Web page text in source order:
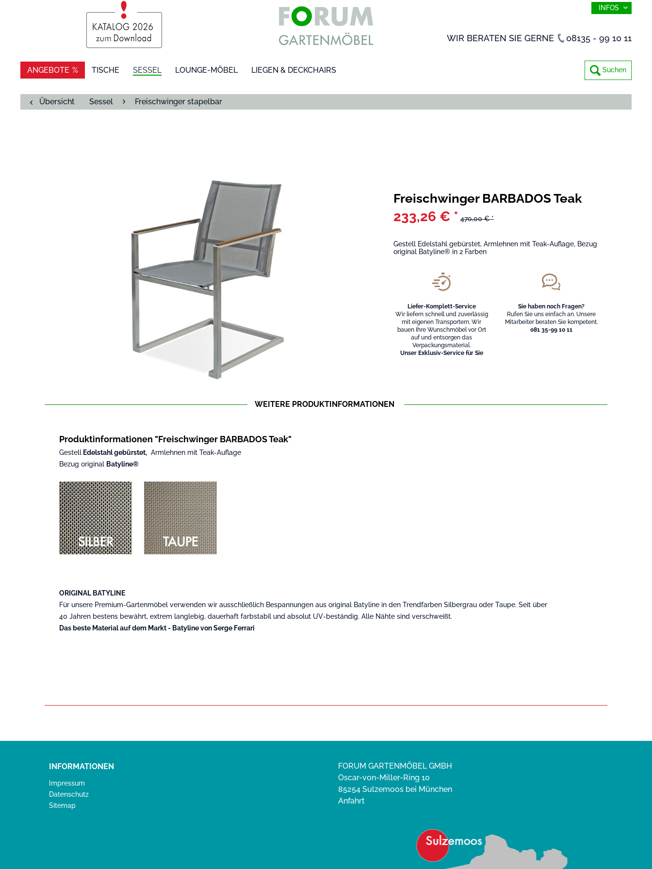
INFOS
Suchen
WIR BERATEN SIE GERNE 08135 - 99 10 11
ANGEBOTE TISCHE SESSEL LOUNGE-MÖBEL LIEGEN & DECKCHAIRS
Übersicht Sessel Freischwinger stapelbar
Freischwinger BARBADOS Teak
233,26 € * 470,00 € *
Gestell Edelstahl gebürstet, Armlehnen mit Teak-Auflage, Bezug
original Batyline® in 2 Farben
Liefer-Komplett-Service
Wir liefern schnell und zuverlässig
mit eigenen Transportern. Wir
bauen Ihre Wunschmöbel vor Ort
auf und entsorgen das
Verpackungsmaterial.
Unser Exklusiv-Service für Sie
Sie haben noch Fragen?
Rufen Sie uns einfach an. Unsere
Mitarbeiter beraten Sie kompetent.
081 35-99 10 11
WEITERE PRODUKTINFORMATIONEN
Produktinformationen "Freischwinger BARBADOS Teak"
Gestell Edelstahl gebürstet, Armlehnen mit Teak-Auflage
Bezug original Batyline®
ORIGINAL BATYLINE
Für unsere Premium-Gartenmöbel verwenden wir ausschließlich Bespannungen aus original Batyline in den Trendfarben Silbergrau oder Taupe. Seit über
40 Jahren bestens bewährt, extrem langlebig, dauerhaft farbstabil und absolut UV-beständig. Alle Nähte sind verschweißt.
Das beste Material auf dem Markt - Batyline von Serge Ferrari
INFORMATIONEN
Impressum
Datenschutz
Sitemap
FORUM GARTENMÖBEL GMBH
Oscar-von-Miller-Ring 10
85254 Sulzemoos bei München
Anfahrt